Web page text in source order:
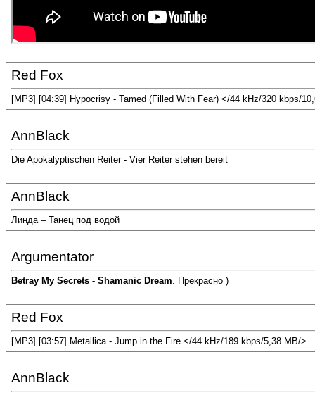
Red Fox
[MP3] [04:39] Hypocrisy - Tamed (Filled With Fear) </44 kHz/320 kbps/
AnnBlack
Die Apokalyptischen Reiter - Vier Reiter stehen bereit
AnnBlack
Линда – Танец под водой
Argumentator
Betray My Secrets - Shamanic Dream. Прекрасно )
Red Fox
[MP3] [03:57] Metallica - Jump in the Fire </44 kHz/189 kbps/5,38 MB/>
AnnBlack